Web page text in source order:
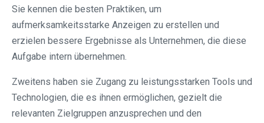
Sie kennen die besten Praktiken, um
aufmerksamkeitsstarke Anzeigen zu erstellen und
erzielen bessere Ergebnisse als Unternehmen, die diese
Aufgabe intern übernehmen.
Zweitens haben sie Zugang zu leistungsstarken Tools und
Technologien, die es ihnen ermöglichen, gezielt die
relevanten Zielgruppen anzusprechen und den